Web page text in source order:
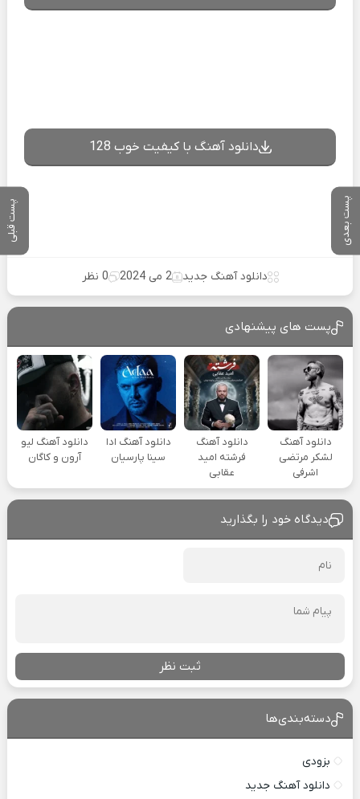
پست بعدی پست قبلی
دانلود آهنگ با کیفیت خوب 128
دانلود آهنگ جدید 2 می 2024 0 نظر
پست های پیشنهادی
دانلود آهنگ
لشکر مرتضی
اشرفی
دانلود آهنگ
فرشته امید
عقابی
دانلود آهنگ ادا
سینا پارسیان
دانلود آهنگ لیو
آرون و کاگان
دیدگاه خود را بگذارید
ثبت نظر
دسته‌بندی‌ها
بزودی
دانلود آهنگ جدید